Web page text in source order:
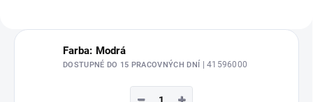
Farba: Modrá
DOSTUPNÉ DO 15 PRACOVNÝCH DNÍ | 41596000